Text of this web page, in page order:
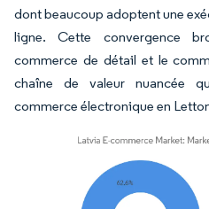
dont beaucoup adoptent une
ligne. Cette convergence
commerce de détail et le
chaîne de valeur nuancée
commerce électronique en